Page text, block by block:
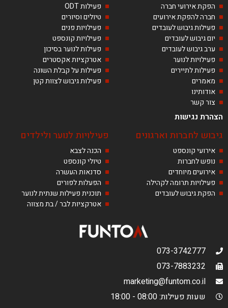
הפקת אירועי חברה
חברה להפקת אירועים
פעילות גיבוש לעובדים
יום גיבוש לעובדים
ערב גיבוש לעובדים
פעילויות לנוער
פעילות לתיירים
מאמרים
אודותינו
צור קשר
הצהרת נגישות
פעילות ODT
טיולים וסיורים
פעילויות פנים
פעילויות קונספט
פעילות לנוער בסיכון
אטרקציות אקסטרים
פעילות על קבלת השונה
פעילות גיבוש לצוות קטן
גיבוש לחברות וארגונים
אירועי קונספט
נופש לחברות
אירועים מיוחדים
פעילויות תרומה לקהילה
הפקת גיבוש לעובדים
פעילויות לנוער ולילדים
הכנה לצבא
טיולי קונספט
סדנאות העשרה
הפעלות לפורים
תוכנית פעילות שנתית לנוער
אטרקציות לבר / בת מצווה
073-3742777
073-7883232
marketing@funtom.co.il
שעות פעילות: 08:00 - 18:00